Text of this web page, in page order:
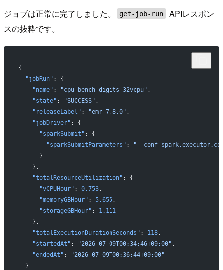
ジョブは正常に完了しました。 get-job-run
APIレスポン
スの抜粋です。
{
  "jobRun"
: {
    "name"
: "cpu-bench-digits-32vcpu" ,
    "state"
: "SUCCESS" ,
    "releaseLabel"
: "emr-7.8.0" ,
    "jobDriver"
: {
      "sparkSubmit"
: {
        "sparkSubmitParameters"
:
"--conf
      }
    },
    "totalResourceUtilization"
: {
      "vCPUHour"
: 0.753,
      "memoryGBHour"
: 5.655,
      "storageGBHour"
: 1.111
    },
    "totalExecutionDurationSeconds"
: 118,
    "startedAt"
: "2026-07-09T00:34:46+09:00" ,
    "endedAt"
:
"2026-07-09T00:36:44+09:00"
  }